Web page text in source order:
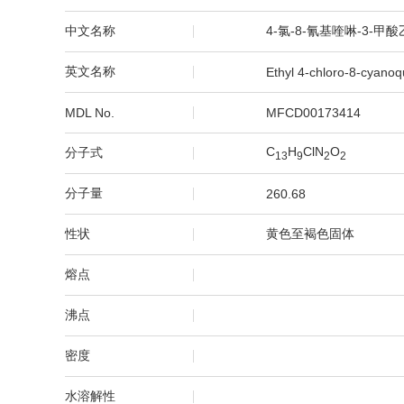
中文名称 4-氯-8-氰基喹啉-3-甲酸
英文名称 Ethyl 4-chloro-8-
MDL No. MFCD00173414
分子式 C1 3H9ClN2O2
分子量 260.68
性状 黄色至褐色固体
熔点
沸点
密度
水溶解性